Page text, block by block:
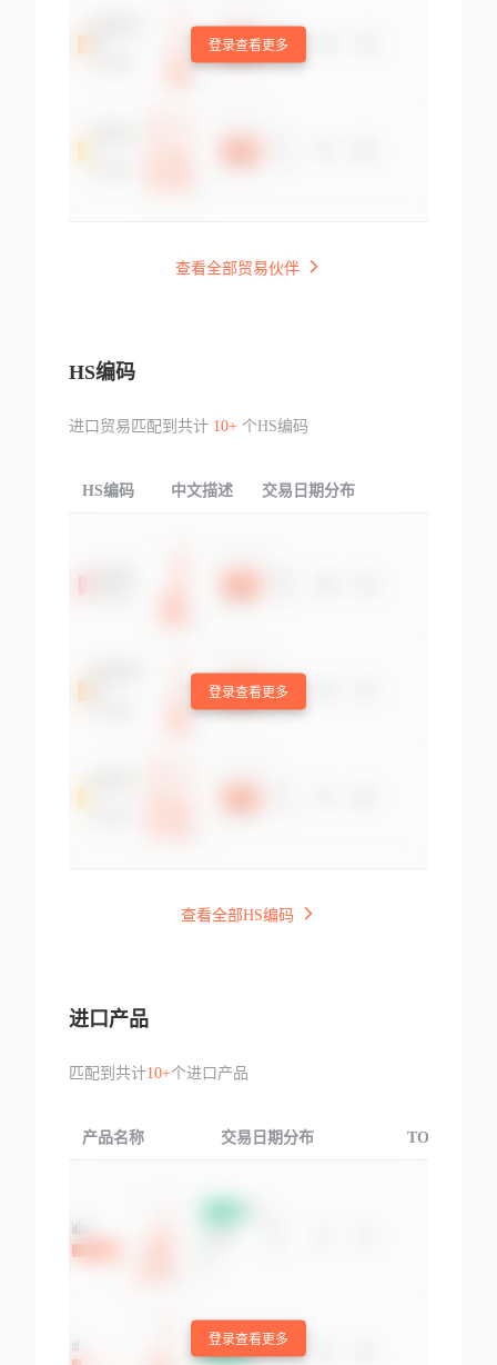
登录查看更多
查看全部贸易伙伴
HS编码
进口贸易匹配到共计 10+个HS编码
HS编码 中文描述 交易日期分布
登录查看更多
查看全部HS编码
进口产品
匹配到共计10+个进口产品
产品名称 交易日期分布 TOP3交易国
登录查看更多